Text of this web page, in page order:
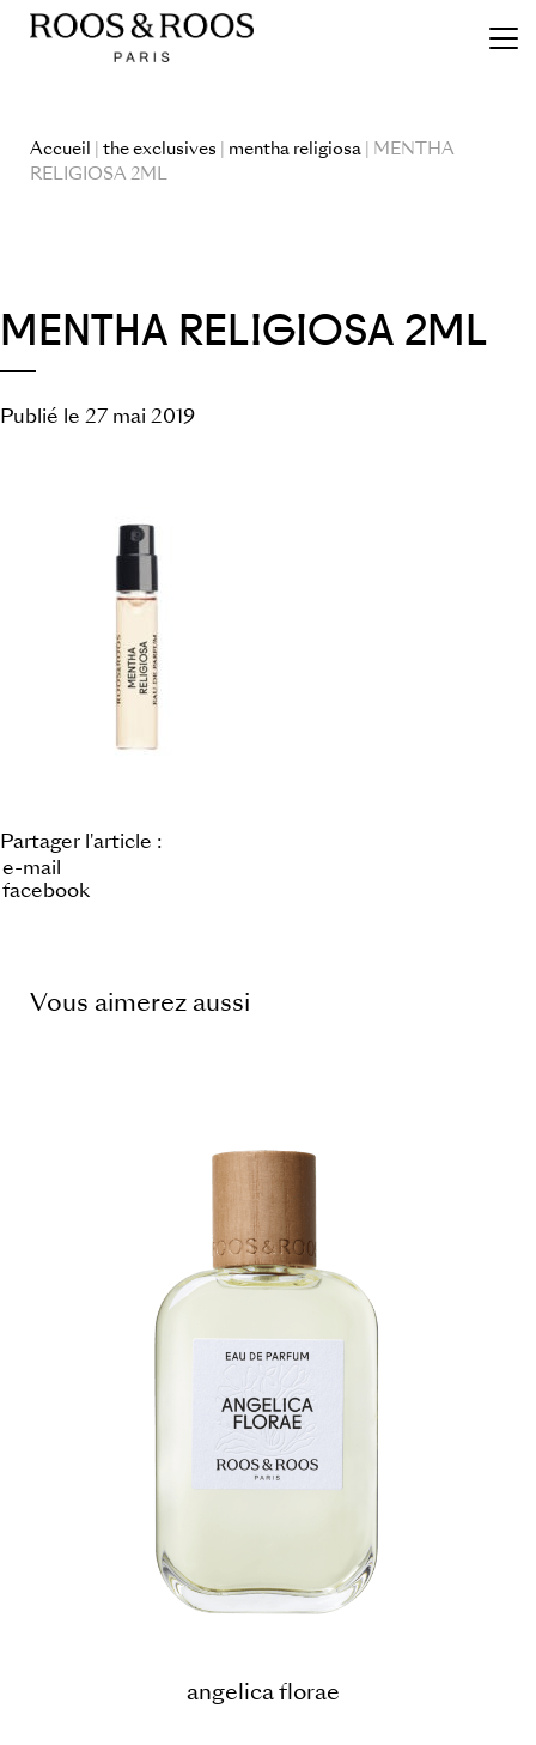
Accueil | the exclusives | mentha religiosa | MENTHA
RELIGIOSA 2ML
MENTHA RELIGIOSA 2ML
Publié le 27 mai 2019
Partager l'article :
e-mail
facebook
Vous aimerez aussi
angelica florae